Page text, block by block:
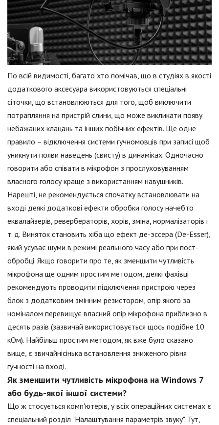
По всій видимості, багато хто помічав, що в студіях в якості
додаткового аксесуара використовуються спеціальні
сіточки, що встановлюються для того, щоб виключити
потрапляння на пристрій слини, що може викликати появу
небажаних клацань та інших побічних ефектів. Ще одне
правило – відключення системи гучномовців при записі щоб
уникнути появи наведень (свисту) в динаміках. Одночасно
говорити або співати в мікрофон з прослуховуванням
власного голосу краще з використанням навушників.
Нарешті, не рекомендується спочатку встановлювати на
вході деякі додаткові ефекти обробки голосу начебто
еквалайзерів, ревербераторів, хорів, зміна, нормалізаторів і
т. д. Виняток становить хіба що ефект де-эссера (De-Esser),
який усуває шуми в режимі реального часу або при пост-
обробці. Якщо говорити про те, як зменшити чутливість
мікрофона ще одним простим методом, деякі фахівці
рекомендують проводити підключення пристрою через
блок з додатковим змінним резистором, опір якого за
номіналом перевищує власний опір мікрофона приблизно в
десять разів (зазвичай використовується щось подібне 10
кОм). Найбільш простим методом, як вже було сказано
вище, є звичайнісінька встановлення зниженого рівня
гучності на вході.
Як зменшити чутливість мікрофона на Windows 7
або будь-якої іншої системи?
Що ж стосується комп'ютерів, у всіх операційних системах є
спеціальний розділ "Налаштування параметрів звуку". Тут,